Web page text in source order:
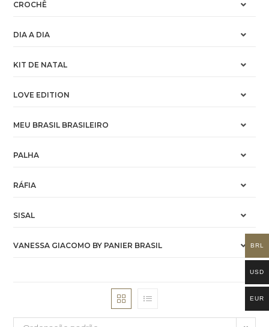
CROCHÊ
DIA A DIA
KIT DE NATAL
LOVE EDITION
MEU BRASIL BRASILEIRO
PALHA
RÁFIA
SISAL
VANESSA GIACOMO BY PANIER BRASIL BRL
USD
EUR